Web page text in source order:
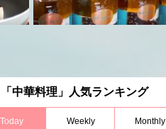
「中華料理」人気ランキング
Today Weekly Monthly